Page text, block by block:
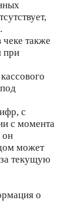
также
при
с
с момента
он
может
текущую
о